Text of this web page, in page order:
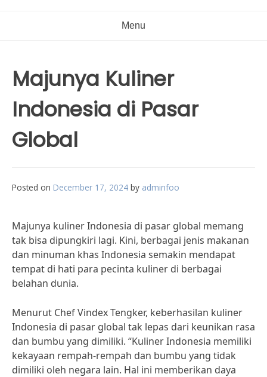
Menu
Majunya Kuliner
Indonesia di Pasar
Global
Posted on December 17, 2024 by adminfoo
Majunya kuliner Indonesia di pasar global memang
tak bisa dipungkiri lagi. Kini, berbagai jenis makanan
dan minuman khas Indonesia semakin mendapat
tempat di hati para pecinta kuliner di berbagai
belahan dunia.
Menurut Chef Vindex Tengker, keberhasilan kuliner
Indonesia di pasar global tak lepas dari keunikan rasa
dan bumbu yang dimiliki. “Kuliner Indonesia memiliki
kekayaan rempah-rempah dan bumbu yang tidak
dimiliki oleh negara lain. Hal ini memberikan daya